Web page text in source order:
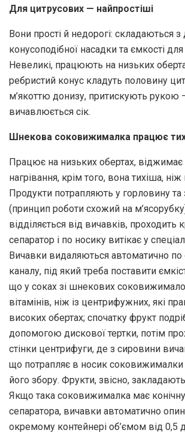
Для цитрусових — найпростіші
Вони прості й недорогі: складаються з
конусоподібної насадки та ємкості
Невеликі, працюють на низьких
ребристий конус кладуть половину
м’якоттю донизу, притискують рукою
вичавлюється сік.
Шнекова соковижималка працює
Працює на низьких обертах, віджимає
нагрівання, крім того, вона тихіша,
Продукти потрапляють у горловину
(принцип роботи схожий на
відділяється від вичавків, проходить
сепаратор і по носику витікає у
Вичавки видаляються автоматично по
каналу, під який треба поставити
що у соках зі шнекових
вітамінів, ніж із центрифужних, які
високих обертах; спочатку фрукт
допомогою дискової тертки, потім
стінки центрифуги, де з сировини
що потрапляє в носик соковижималки
його збору. Фрукти, звісно,
Якщо така соковижималка має
сепаратора, вичавки автоматично
окремому контейнері об’ємом від 0,5